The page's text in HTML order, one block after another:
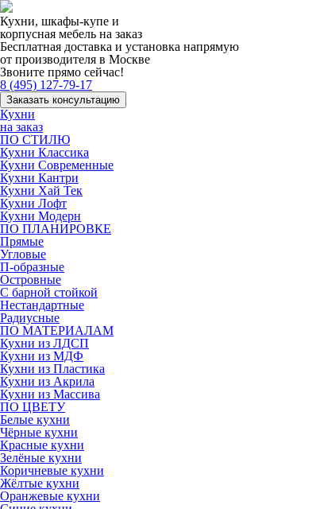
Кухни, шкафы-купе и
корпусная мебель на заказ
Бесплатная доставка и установка напрямую
от производителя в Москве
Звоните прямо сейчас!
8 (495) 127-79-17
Заказать консультацию
Кухни
на заказ
ПО СТИЛЮ
Кухни Классика
Кухни Современные
Кухни Кантри
Кухни Хай Тек
Кухни Лофт
Кухни Модерн
ПО ПЛАНИРОВКЕ
Прямые
Угловые
П-образные
Островные
С барной стойкой
Нестандартные
Радиусные
ПО МАТЕРИАЛАМ
Кухни из ЛДСП
Кухни из МДФ
Кухни из Пластика
Кухни из Акрила
Кухни из Массива
ПО ЦВЕТУ
Белые кухни
Чёрные кухни
Красные кухни
Зелёные кухни
Коричневые кухни
Жёлтые кухни
Оранжевые кухни